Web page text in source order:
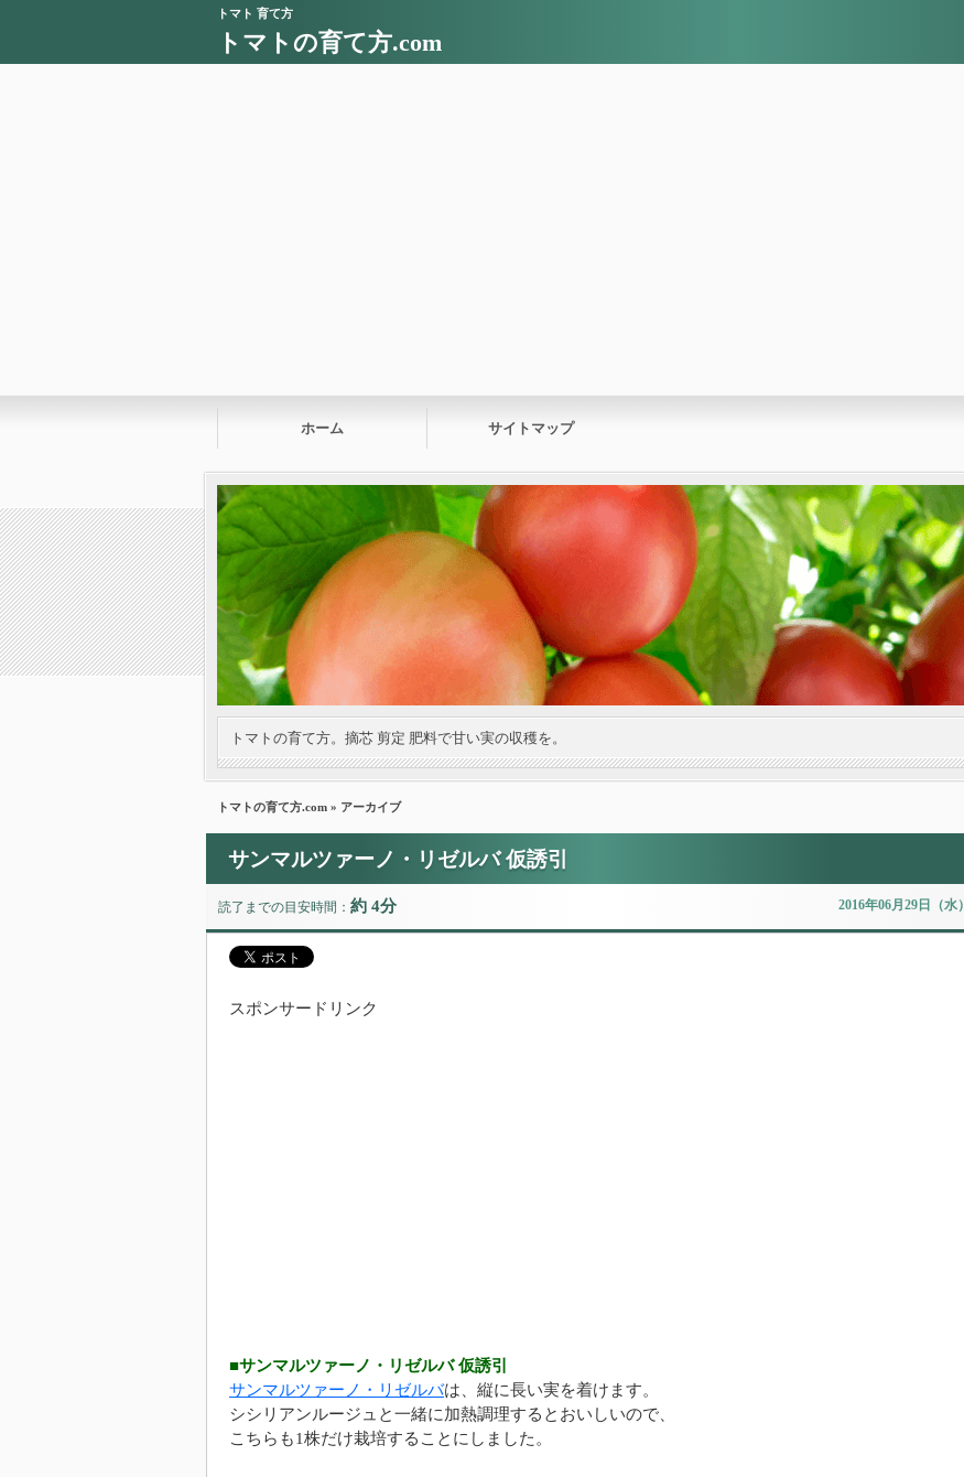
トマト 育て方
トマトの育て方.com
ホーム サイトマップ
トマトの育て方。摘芯 剪定 肥料で甘い実の収穫を。
トマトの育て方.com » アーカイブ
サンマルツァーノ・リゼルバ 仮誘引
読了までの目安時間： 約 4分 2016年06月29日（水）
スポンサードリンク
■サンマルツァーノ・リゼルバ 仮誘引
サンマルツァーノ・リゼルバは、縦に長い実を着けます。
シシリアンルージュと一緒に加熱調理するとおいしいので、
こちらも1株だけ栽培することにしました。